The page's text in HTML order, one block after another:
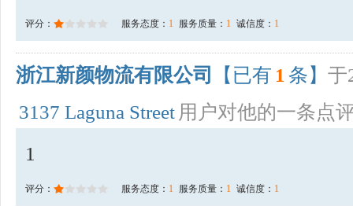
评分： 服务态度： 1 服务质量： 1 诚信度： 1
浙江新颜物流有限公司 【已有 1 条】 于
3137 Laguna Street 用户对他的一条点
1
评分： 服务态度： 1 服务质量： 1 诚信度： 1